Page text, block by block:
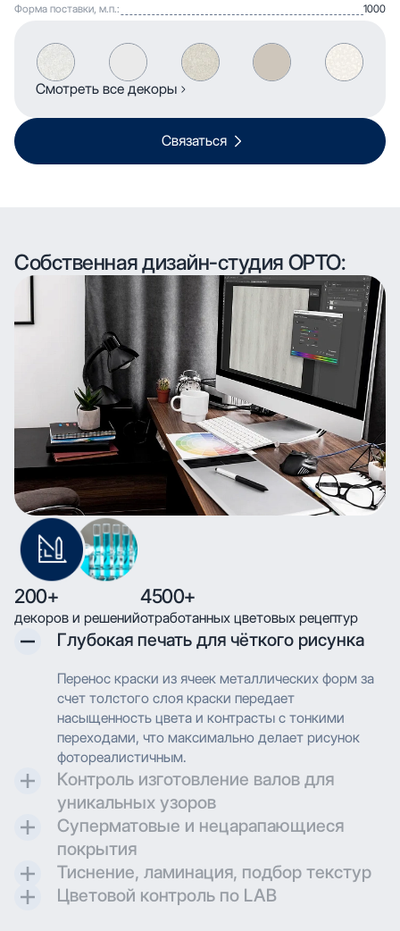
Форма поставки, м.п.:
1000
Смотреть все декоры
Связаться
Собственная дизайн-студия ОРТО:
200+
декоров и решений
4500+
отработанных цветовых рецептур
Глубокая печать для чёткого рисунка
Перенос краски из ячеек металлических форм за
счет толстого слоя краски передает
насыщенность цвета и контрасты с тонкими
переходами, что максимально делает рисунок
фотореалистичным.
Контроль изготовление валов для
уникальных узоров
Контроль и разработка технических параметров
для гравировки позволяют максимально
воссоздавать дизайн при печати.
Суперматовые и нецарапающиеся
покрытия
Создаем матовые и суперматовые поверхности с
дополнительной защитой для трендовых
Тиснение, ламинация, подбор текстур
Применяем технологию глубокой печати с
Цветовой контроль по LAB